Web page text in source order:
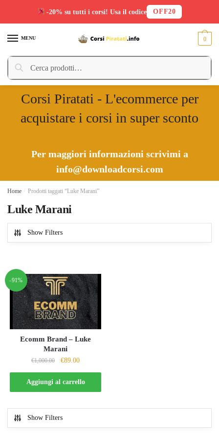
MENU
Cerca:
Cerca
0
Corsi Piratati - L'ecommerce per
acquistare i corsi in super sconto
Per maggiori informazioni scrivimi a
info@downloadcorsi.com
Home Prodotti taggati “Luke Marani”
Luke Marani
Show Filters
-91%
Ecomm Brand – Luke
Marani
€1,000.00
Il
prezzo
originale
era:
€89.00Il
prezzo
attuale
è:
Aggiungi al carrello
Show Filters
-20% su tutti i corsi! Usa il codice OFF20